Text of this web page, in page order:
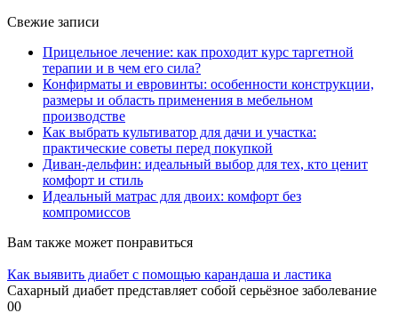
Свежие записи
Прицельное лечение: как проходит курс таргетной
терапии и в чем его сила?
Конфирматы и евровинты: особенности конструкции,
размеры и область применения в мебельном
производстве
Как выбрать культиватор для дачи и участка:
практические советы перед покупкой
Диван-дельфин: идеальный выбор для тех, кто ценит
комфорт и стиль
Идеальный матрас для двоих: комфорт без
компромиссов
Вам также может понравиться
Как выявить диабет с помощью карандаша и ластика
Сахарный диабет представляет собой серьёзное заболевание
00